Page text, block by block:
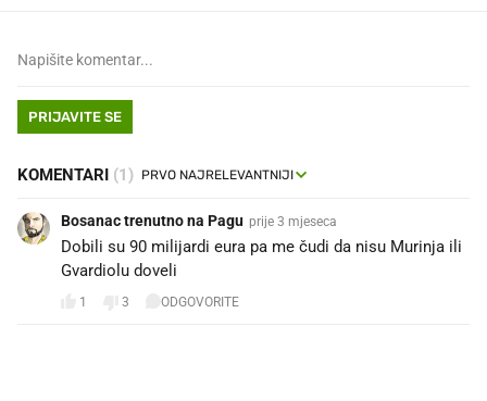
PRIJAVITE SE
KOMENTARI (1)
Bosanac trenutno na Pagu prije 3 mjeseca
Dobili su 90 milijardi eura pa me čudi da nisu Murinja ili
Gvardiolu doveli
1 3 ODGOVORITE